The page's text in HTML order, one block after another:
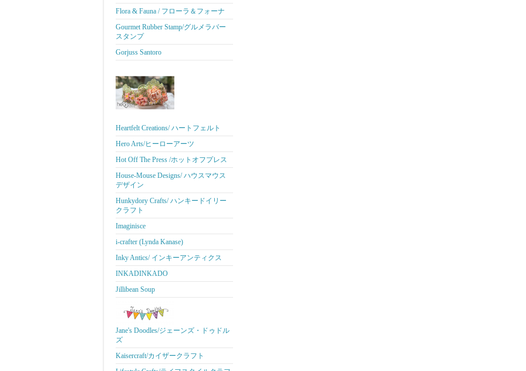
Flora & Fauna / フローラ＆フォーナ
Gourmet Rubber Stamp/グルメラバー
スタンプ
Gorjuss Santoro
Heartfelt Creations/ ハートフェルト
Hero Arts/ヒーローアーツ
Hot Off The Press /ホットオフプレス
House-Mouse Designs/ ハウスマウス
デザイン
Hunkydory Crafts/ ハンキードイリー
クラフト
Imaginisce
i-crafter (Lynda Kanase)
Inky Antics/ インキーアンティクス
INKADINKADO
Jillibean Soup
Jane's Doodles/ジェーンズ・ドゥドル
ズ
Kaisercraft/カイザークラフト